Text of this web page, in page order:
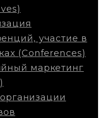
участие в
(Conferences)
маркетинг